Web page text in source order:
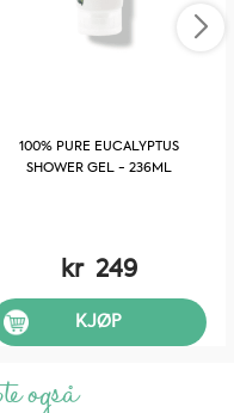
100% PURE EUCALYPTUS
SHOWER GEL - 236ML
kr 249
KJØP
også